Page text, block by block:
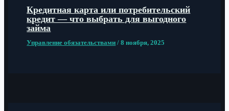
Кредитная карта или потребительский
кредит — что выбрать для выгодного
займа
Управление обязательствами /8 ноября, 2025